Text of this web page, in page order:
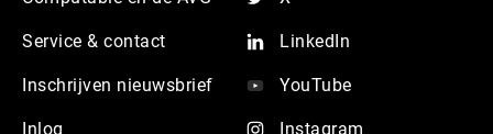
Service & contact
Inschrijven nieuwsbrief
Inlog
LinkedIn
YouTube
Instagram